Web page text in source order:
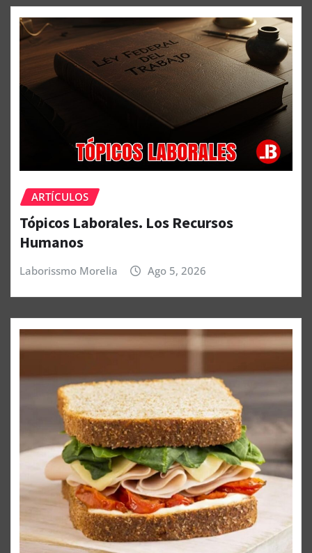
ARTÍCULOS
Tópicos Laborales. Los Recursos
Humanos
Laborissmo Morelia Ago 5, 2026